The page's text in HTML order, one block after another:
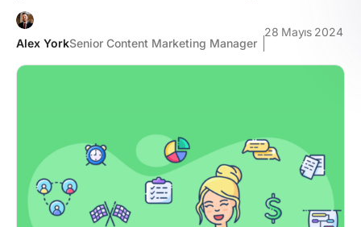
Alex YorkSenior Content Marketing Manager
28 Mayıs 2024